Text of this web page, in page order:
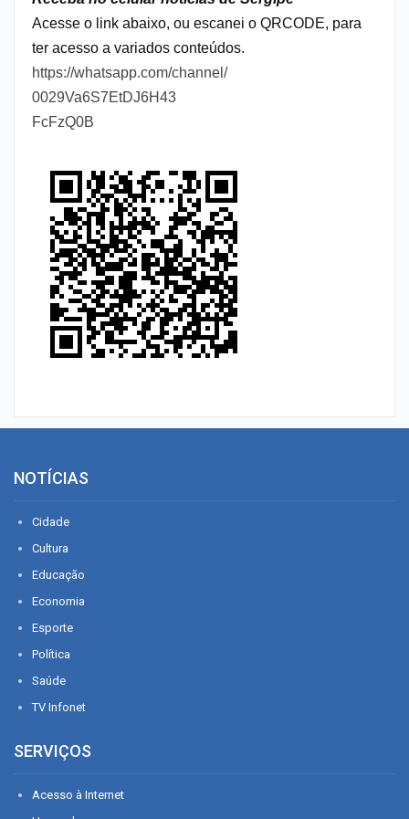
Acesse o link abaixo, ou escanei o QRCODE, para
ter acesso a variados conteúdos.
https://whatsapp.com/channel/
0029Va6S7EtDJ6H43
FcFzQ0B
NOTÍCIAS
Cidade
Cultura
Educação
Economia
Esporte
Política
Saúde
TV Infonet
SERVIÇOS
Acesso à Internet